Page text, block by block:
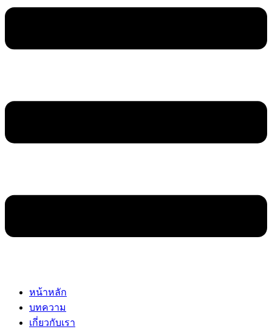
หน้าหลัก
บทความ
เกี่ยวกับเรา